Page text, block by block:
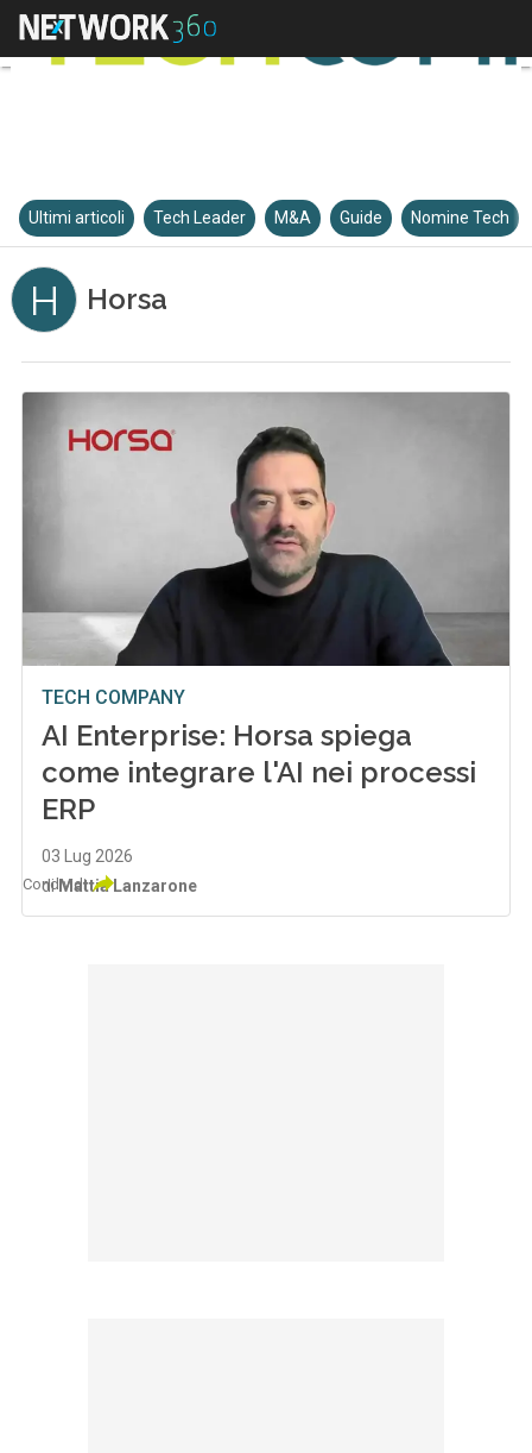
Ultimi articoli Tech Leader M&A Guide Nomine Tech
H Horsa
TECH COMPANY
AI Enterprise: Horsa spiega
come integrare l'AI nei processi
ERP
03 Lug 2026
diMattia Lanzarone
Condividi